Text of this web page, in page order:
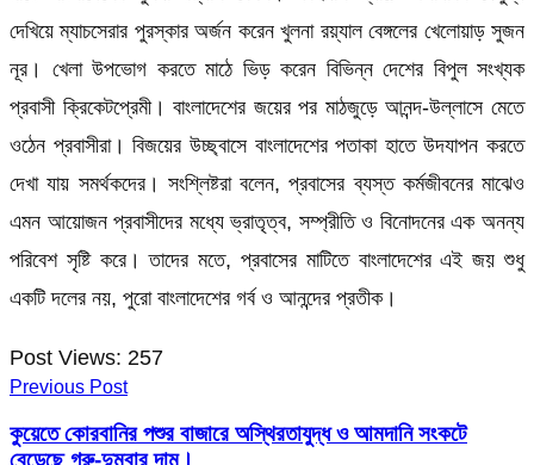
দেখিয়ে ম্যাচসেরার পুরস্কার অর্জন করেন খুলনা রয়্যাল বেঙ্গলের খেলোয়াড় সুজন
নূর। খেলা উপভোগ করতে মাঠে ভিড় করেন বিভিন্ন দেশের বিপুল সংখ্যক
প্রবাসী ক্রিকেটপ্রেমী। বাংলাদেশের জয়ের পর মাঠজুড়ে আনন্দ-উল্লাসে মেতে
ওঠেন প্রবাসীরা। বিজয়ের উচ্ছ্বাসে বাংলাদেশের পতাকা হাতে উদযাপন করতে
দেখা যায় সমর্থকদের। সংশ্লিষ্টরা বলেন, প্রবাসের ব্যস্ত কর্মজীবনের মাঝেও
এমন আয়োজন প্রবাসীদের মধ্যে ভ্রাতৃত্ব, সম্প্রীতি ও বিনোদনের এক অনন্য
পরিবেশ সৃষ্টি করে। তাদের মতে, প্রবাসের মাটিতে বাংলাদেশের এই জয় শুধু
একটি দলের নয়, পুরো বাংলাদেশের গর্ব ও আনন্দের প্রতীক।
Post Views: 257
Previous Post
কুয়েতে কোরবানির পশুর বাজারে অস্থিরতাযুদ্ধ ও আমদানি সংকটে
বেড়েছে গরু-দুম্বার দাম।